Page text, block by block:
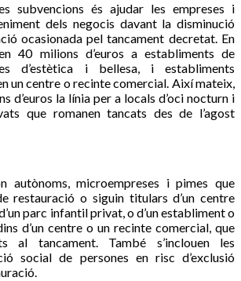
subvencions és ajudar les empreses i
dels negocis davant la disminució
ocasionada pel tancament decretat. En
40 milions d’euros a establiments de
d’estètica i bellesa, i establiments
un centre o recinte comercial. Així mateix,
d’euros la línia per a locals d’oci nocturn i
que romanen tancats des de l’agost
autònoms, microempreses i pimes que
restauració o siguin titulars d’un centre
parc infantil privat, o d’un establiment o
d’un centre o un recinte comercial, que
al tancament. També s’inclouen les
social de persones en risc d’exclusió